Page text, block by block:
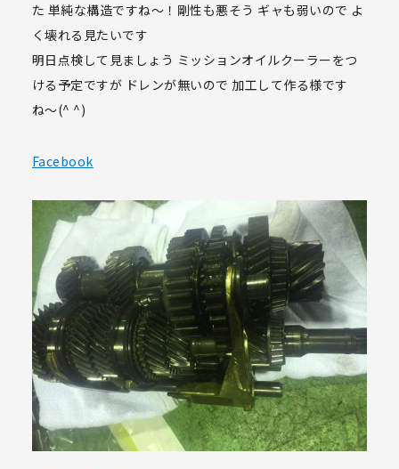
た 単純な構造ですね〜！剛性も悪そう ギャも弱いので よ
く壊れる見たいです
明日点検して見ましょう ミッションオイルクーラーをつ
ける予定ですが ドレンが無いので 加工して作る様です
ね〜(^ ^)
Facebook